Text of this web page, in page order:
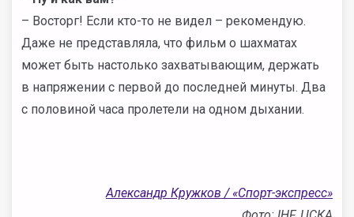
– Восторг! Если кто-то не видел – рекомендую.
Даже не представляла, что фильм о шахматах
может быть настолько захватывающим, держать
в напряжении с первой до последней минуты. Два
с половиной часа пролетели на одном дыхании.
Александр Кружков / «Спорт-экспресс»